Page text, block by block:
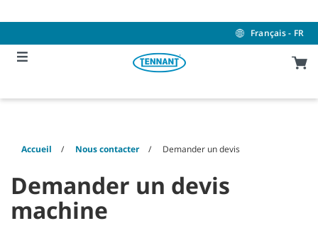
to
to
menu
Français - FR
Accueil Nous contacter Demander un devis
Demander un devis
machine